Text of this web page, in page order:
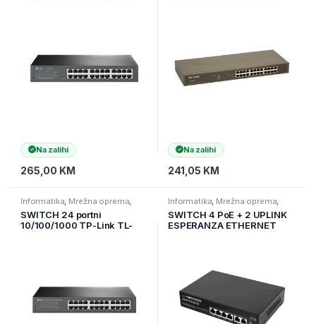
Na zalihi
265,00 KM
Na zalihi
241,05 KM
Informatika, Mrežna oprema,
SWITCH 24 portni
10/100/1000 TP-Link TL-
Informatika, Mrežna oprema,
SWITCH 4 PoE + 2 UPLINK
ESPERANZA ETHERNET